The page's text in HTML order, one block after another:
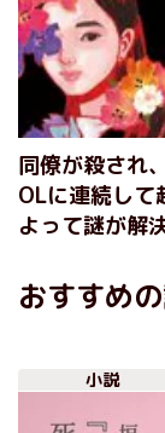
同僚が殺され
OLに連続し
よって謎が解
おすすめ
小説